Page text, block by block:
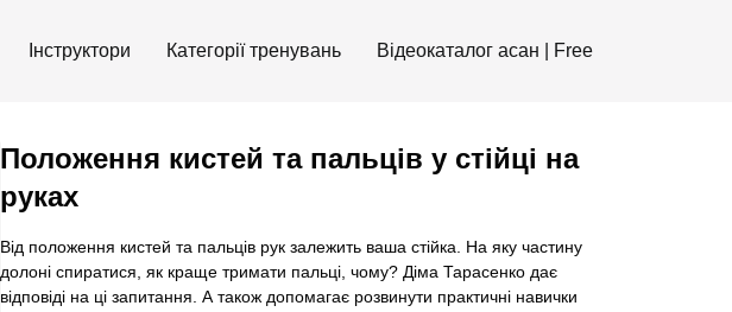
Інструктори Категорії тренувань Відеокаталог асан | Free
Положення кистей та пальців у стійці на
руках
Від положення кистей та пальців рук залежить ваша стійка. На яку частину
долоні спиратися, як краще тримати пальці, чому? Діма Тарасенко дає
відповіді на ці запитання. А також допомагає розвинути практичні навички